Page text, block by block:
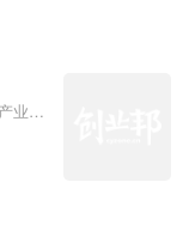
业自